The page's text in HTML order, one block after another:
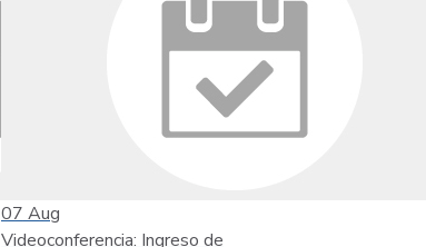
07 Aug
Videoconferencia: Ingreso de